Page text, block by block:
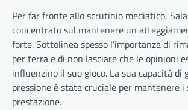
Per far fronte allo scrutinio mediatico,
concentrato sul mantenere un
forte. Sottolinea spesso l’importanza di
per terra e di non lasciare che le opinioni
influenzino il suo gioco. La sua capacità di
pressione è stata cruciale per mantenere
prestazione.